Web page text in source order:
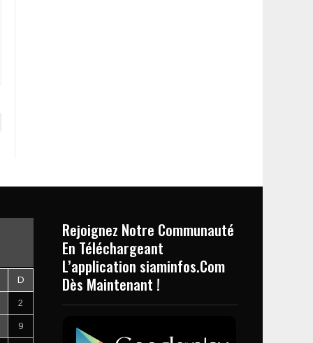
D
2
9
Rejoignez Notre Communauté
En Téléchargeant
L’application siaminfos.Com
Dès Maintenant !